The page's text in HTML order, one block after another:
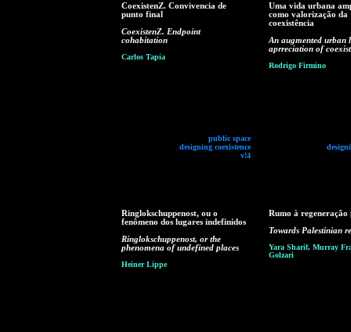
CoexistenZ. Convivencia de
punto final
CoexistenZ. Endpoint
cohabitation
Carlos Tapia
public space
designing coexistence
v!4
Uma vida urbana
como valorização da
coexistência
An augmented urban
aprreciation of
Rodrigo Firmino
Ringlokschuppenost, ou o
fenômeno dos lugares indefinidos
Ringlokschuppenost, or the
phenomena of undefined places
Heiner Lippe
Rumo à regeneração
Towards Palestinian
Yara Sharif, Murray
Golzari